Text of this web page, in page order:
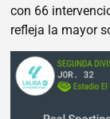
con 66
refleja la mayor